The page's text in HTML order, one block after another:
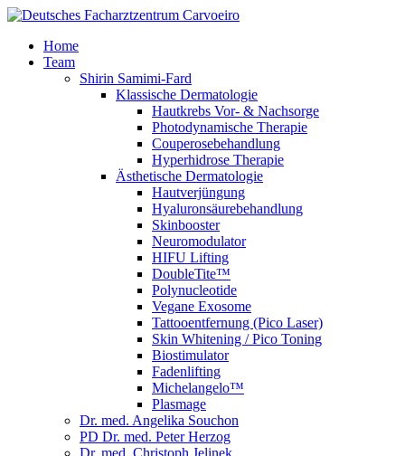
Home
Team
Shirin Samimi-Fard
Klassische Dermatologie
Hautkrebs Vor- & Nachsorge
Photodynamische Therapie
Couperosebehandlung
Hyperhidrose Therapie
Ästhetische Dermatologie
Hautverjüngung
Hyaluronsäurebehandlung
Skinbooster
Neuromodulator
HIFU Lifting
DoubleTite™
Polynucleotide
Vegane Exosome
Tattooentfernung (Pico Laser)
Skin Whitening / Pico Toning
Biostimulator
Fadenlifting
Michelangelo™
Plasmage
Dr. med. Angelika Souchon
PD Dr. med. Peter Herzog
Dr. med. Christoph Jelinek